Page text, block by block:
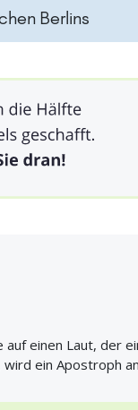
Berlins
auf einen Laut, der
wird ein Apostroph